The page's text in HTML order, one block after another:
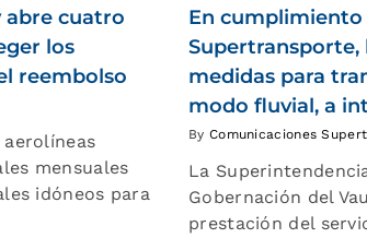
abre cuatro
los
reembolso
mensuales
idóneos para
En cumplimiento
Supertransporte,
medidas para
modo fluvial, a
By Comunicaciones
La
Gobernación del
prestación del